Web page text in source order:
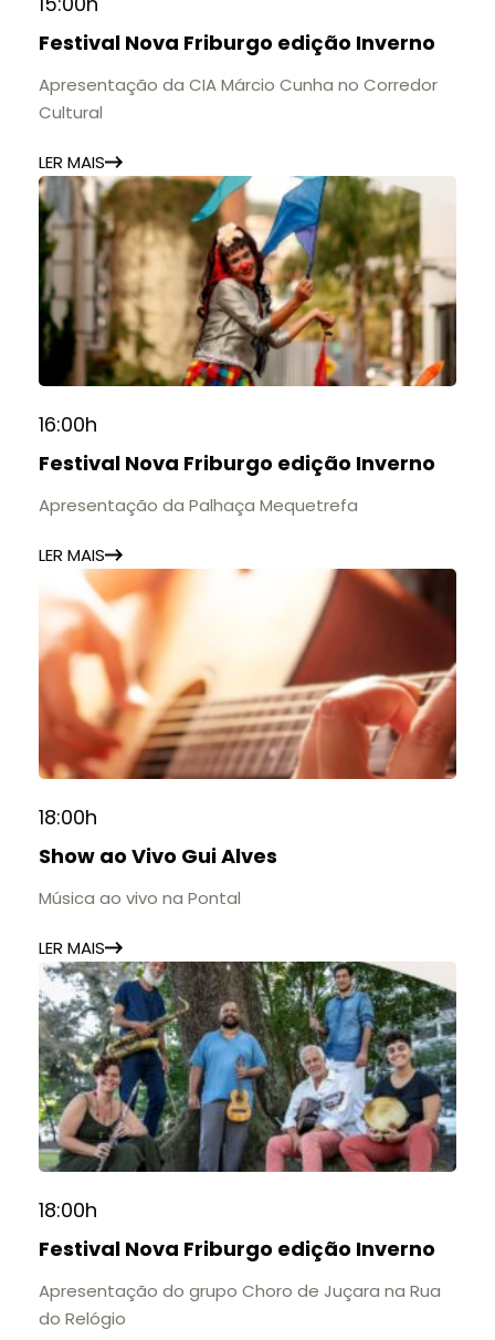
Festival Nova Friburgo edição Inverno
Apresentação da CIA Márcio Cunha no Corredor
Cultural
LER MAIS
16:00h
Festival Nova Friburgo edição Inverno
Apresentação da Palhaça Mequetrefa
LER MAIS
18:00h
Show ao Vivo Gui Alves
Música ao vivo na Pontal
LER MAIS
18:00h
Festival Nova Friburgo edição Inverno
Apresentação do grupo Choro de Juçara na Rua
do Relógio